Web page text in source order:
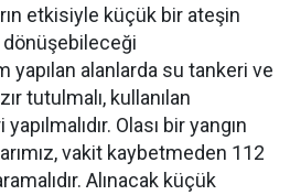
etkisiyle küçük bir ateşin
dönüşebileceği
yapılan alanlarda su tankeri ve
tutulmalı, kullanılan
Olası bir yangın
vakit kaybetmeden 112
Alınacak küçük